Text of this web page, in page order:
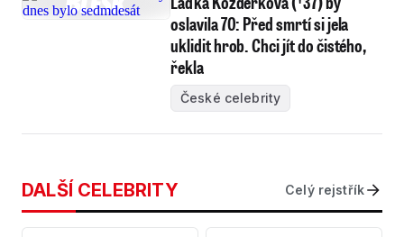
oslavila 70: Před smrtí si jela
uklidit hrob. Chci jít do čistého,
řekla
České celebrity
DALŠÍ CELEBRITY Celý rejstřík